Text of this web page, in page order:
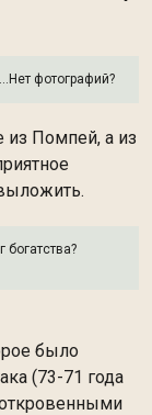
фотографий?
из Помпей, а из
было
(73-71 года